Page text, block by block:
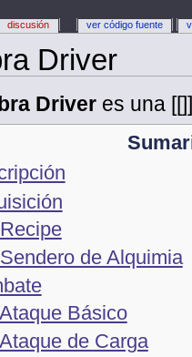
Driver
Driveres una
Recipe
Sendero de Alquimia
Ataque Básico
Ataque de Carga
discusión ver código fuente